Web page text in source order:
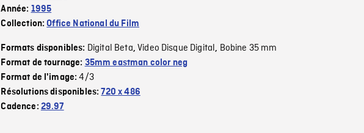
Année: 1995
Collection:Office National du Film
Formats disponibles: Digital Beta,Video Disque Digital, Bobine 35 mm
Format de tournage: 35mm eastman color neg
Format de l'image:4/3
Résolutions disponibles:720 x 486
Cadence: 29.97